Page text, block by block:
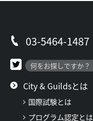
03-5464-1487
City & Guildsとは
国際試験とは
プログラム認定とは